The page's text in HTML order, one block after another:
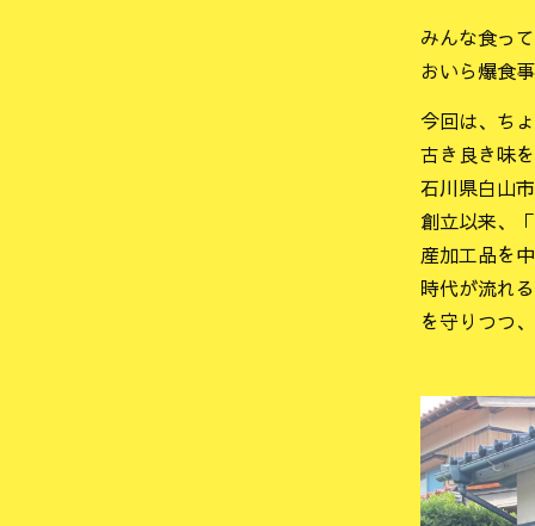
みんな食っ
おいら爆食
今回は、ち
古き良き味
石川県白山
創立以来、
産加工品を
時代が流れ
を守りつつ